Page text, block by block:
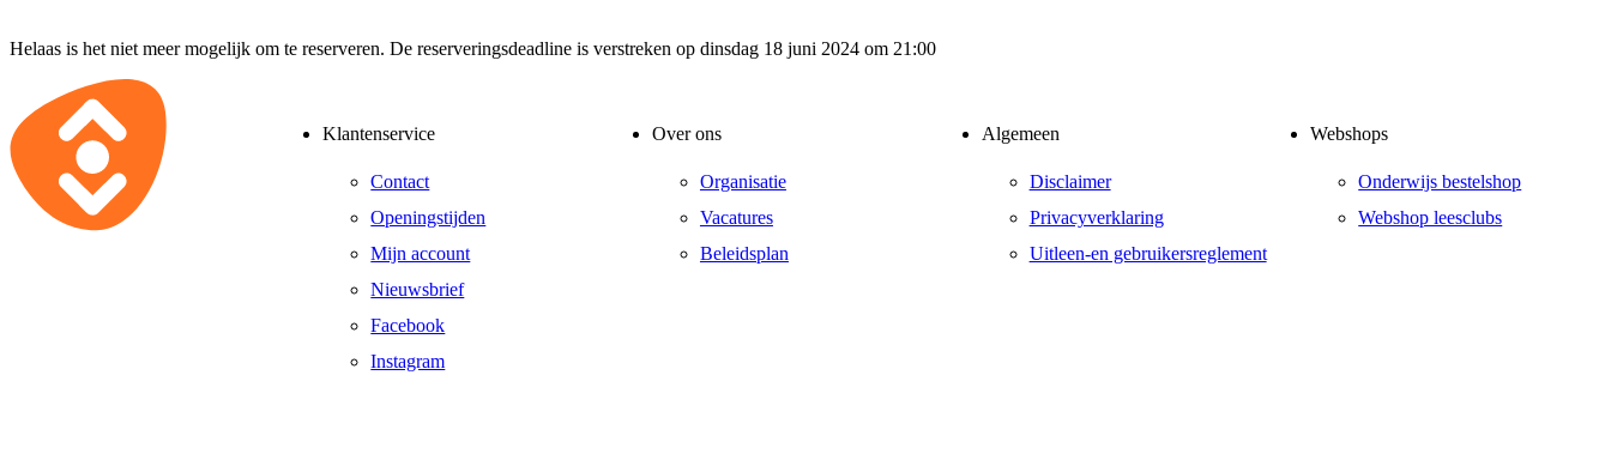
Helaas is het niet meer mogelijk om te reserveren. De reserveringsdeadline is verstreken op dinsdag 18 juni 2024 om 21:00
Klantenservice
Contact
Openingstijden
Mijn account
Nieuwsbrief
Facebook
Instagram
Over ons
Organisatie
Vacatures
Beleidsplan
Algemeen
Disclaimer
Privacyverklaring
Uitleen-en gebruikersreglement
Webshops
Onderwijs bestelshop
Webshop leesclubs